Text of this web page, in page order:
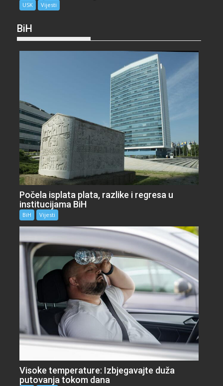
USK Vijesti
BiH
Počela isplata plata, razlike i regresa u
institucijama BiH
BiH Vijesti
Visoke temperature: Izbjegavajte duža
putovanja tokom dana